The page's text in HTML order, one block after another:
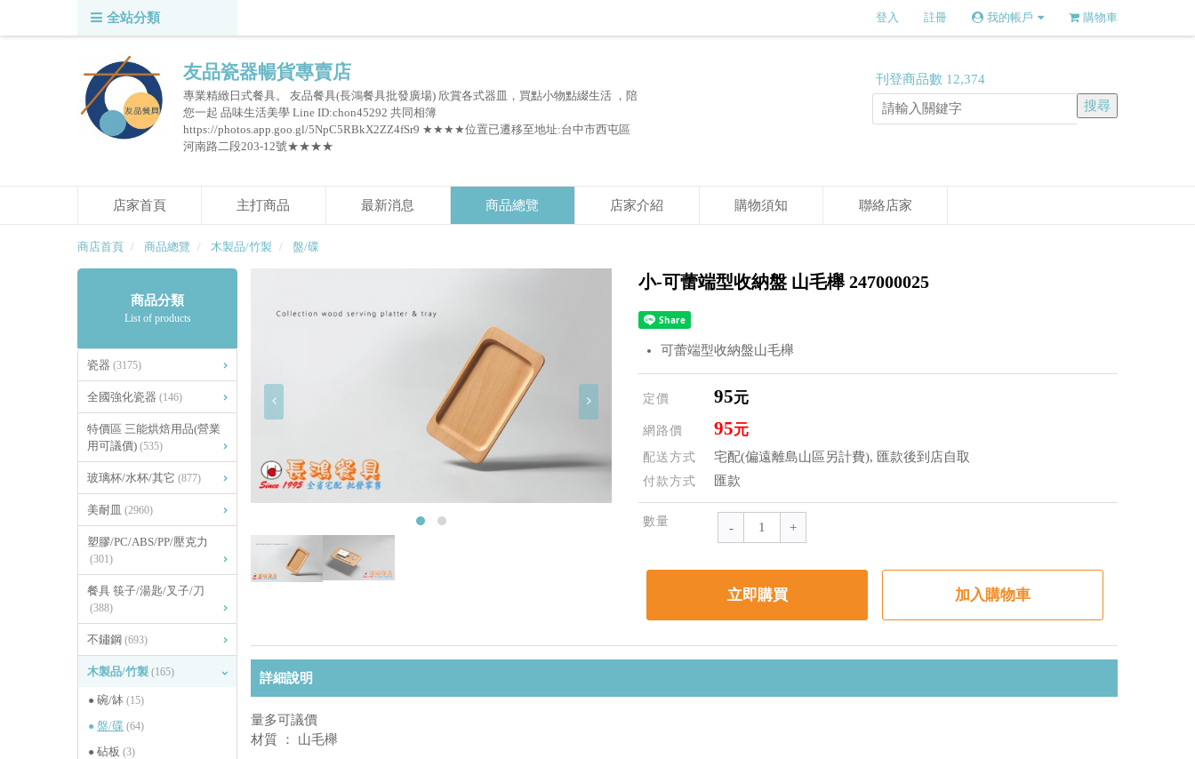
全站分類 登入 註冊 我的帳戶 購物車
友品瓷器暢貨專賣店
專業精緻日式餐具。 友品餐具(長鴻餐具批發廣場) 欣賞各式器皿，買點小物點綴生活 ，陪
您一起 品味生活美學 Line ID:chon45292 共同相簿
https://photos.app.goo.gl/5NpC5RBkX2ZZ4fSr9 ★★★★位置已遷移至地址:台中市西屯區
河南路二段203-12號★★★★
刊登商品數 12,374
店家首頁 主打商品 最新消息 商品總覽 店家介紹 購物須知 聯絡店家
商店首頁 商品總覽 木製品/竹製 盤/碟
商品分類
List of products
瓷器 (3175)
全國強化瓷器 (146)
特價區 三能烘焙用品(營業
用可議價) (535)
玻璃杯/水杯/其它 (877)
美耐皿 (2960)
塑膠/PC/ABS/PP/壓克力
(301)
餐具 筷子/湯匙/叉子/刀
(388)
不鏽鋼 (693)
木製品/竹製 (165)
碗/缽 (15)
盤/碟 (64)
砧板 (3)
小-可蕾端型收納盤 山毛櫸 247000025
可蕾端型收納盤山毛櫸
定價 95元
網路價 95元
配送方式 宅配(偏遠離島山區另計費), 匯款後到店自取
付款方式 匯款
數量
立即購買 加入購物車
詳細說明
量多可議價
材質 ： 山毛櫸